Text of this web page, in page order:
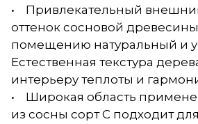
• Привлекательный
оттенок сосновой
помещению натуральный и
Естественная текстура
интерьеру теплоты и
• Широкая область
из сосны сорт С подходит